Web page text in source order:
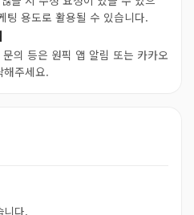
팅 용도로 활용될 수 있습니다.
의 등은 원픽 앱 알림 또는 카카오
해주세요.
니다.